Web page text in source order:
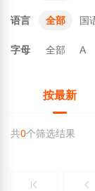
语言 全部 国
字母 全部 A
按最新
共0个筛选结果